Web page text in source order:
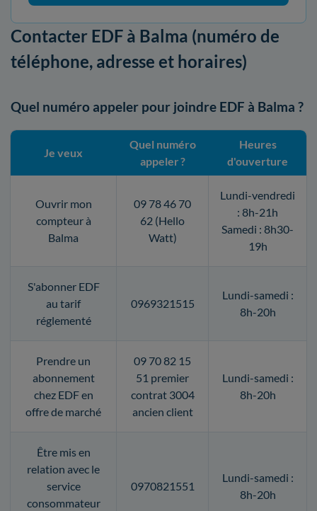
Contacter EDF à Balma (numéro de
téléphone, adresse et horaires)
Quel numéro appeler pour joindre EDF à Balma ?
Je veux
Quel numéro
appeler ?
Heures
d'ouverture
Ouvrir mon
compteur à
Balma
09 78 46 70
62 (Hello
Watt)
Lundi-vendredi
: 8h-21h
Samedi : 8h30-
19h
S'abonner EDF
au tarif
réglementé
0969321515
Lundi-samedi :
8h-20h
Prendre un
abonnement
chez EDF en
offre de marché
09 70 82 15
51 premier
contrat 3004
ancien client
Lundi-samedi :
8h-20h
Être mis en
relation avec le
service
consommateur
0970821551
Lundi-samedi :
8h-20h